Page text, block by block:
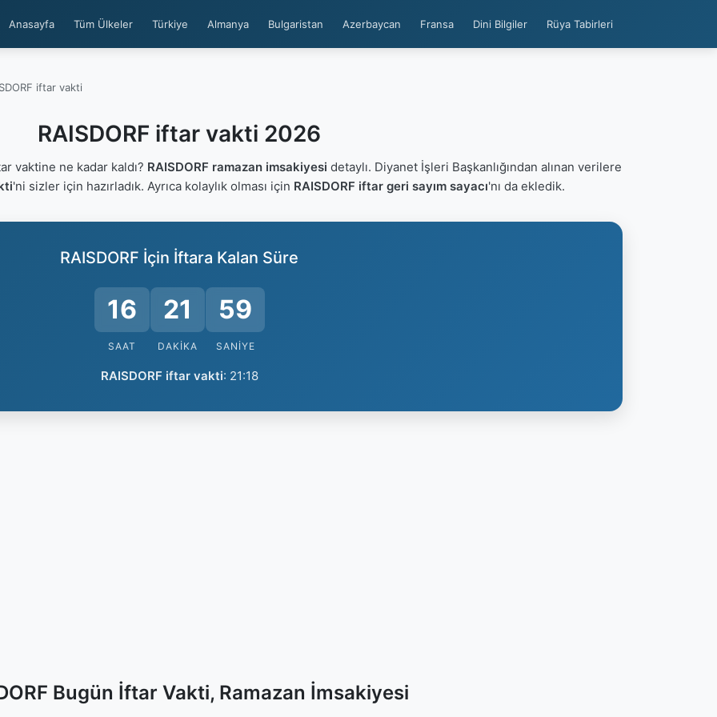
Anasayfa Tüm Ülkeler Türkiye Almanya Bulgaristan Azerbaycan Fransa Dini Bilgiler Rüya Tabirleri
iftar vakti
RAISDORF iftar vakti 2026
vaktine ne kadar kaldı? RAISDORF ramazan imsakiyesi detaylı. Diyanet İşleri Başkanlığından alınan verilere
'ni sizler için hazırladık. Ayrıca kolaylık olması için RAISDORF iftar geri sayım sayacı'nı da ekledik.
RAISDORF İçin İftara Kalan Süre
16
SAAT
21
DAKIKA
59
SANIYE
RAISDORF iftar vakti: 21:18
Bugün İftar Vakti, Ramazan İmsakiyesi